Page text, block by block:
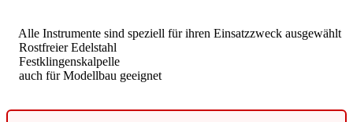
Alle Instrumente sind speziell für ihren Einsatzzweck ausgewählt
Rostfreier Edelstahl
Festklingenskalpelle
auch für Modellbau geeignet